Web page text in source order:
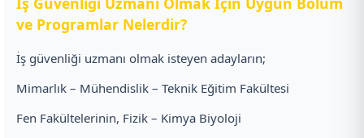
ve Programlar Nelerdir?
İş güvenliği uzmanı olmak isteyen adayların;
Mimarlık – Mühendislik – Teknik Eğitim Fakültesi
Fen Fakültelerinin, Fizik – Kimya Biyoloji